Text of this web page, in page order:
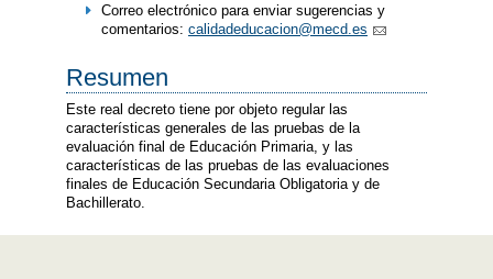
Correo electrónico para enviar sugerencias y
comentarios: calidadeducacion@mecd.es
Resumen
Este real decreto tiene por objeto regular las
características generales de las pruebas de la
evaluación final de Educación Primaria, y las
características de las pruebas de las evaluaciones
finales de Educación Secundaria Obligatoria y de
Bachillerato.